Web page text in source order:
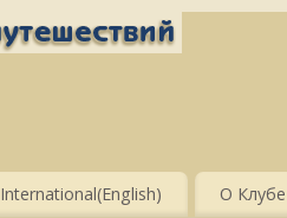
International(English) О Клубе